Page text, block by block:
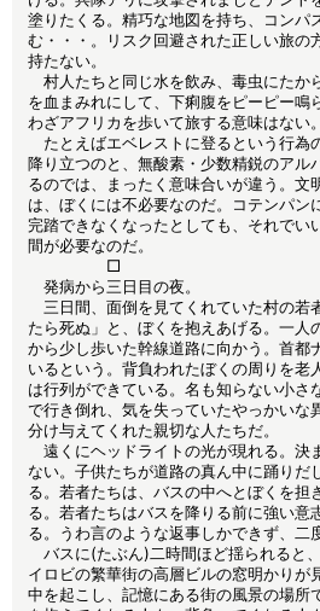
塗りたくる。精巧な地図を持ち、コンパ
む・・・。リスク回避された正しい旅の
持たない。
村人たちと同じ水を飲み、毒虫にたか
を血まみれにして、下痢腹をピーピー鳴
わざアフリカを歩いて旅する意味はない。
たとえばエベレストに登るという行為
降り立つのと、無酸素・少数精鋭のアル
るのでは、まったく意味合いが違う。文
は、ぼくには不必要なのだ。コテンパン
完踏できなくなったとしても、それでい
間が必要なのだ。
□
発病から三日目の夜。
三日間、面倒を見てくれていた村の若
たら死ぬ」と、ぼくを抱えあげる。一人
から少し歩いた幹線道路に向かう。首都
いるという。背負われたぼくの周りを老
は行列ができている。名も知らない小さ
で行き倒れ、気を失っていたやっかいな
分け与えてくれた親切な人たちだ。
遠くにヘッドライトの光が現れる。決
ない。子供たちが道路の真ん中に踊りだ
る。若者たちは、バスの中へとぼくを担
る。若者たちはバスを降りる前に強い意
る。うわ言のような返事しかできず、二
バスに(たぶん)二時間ほど揺られると
イロビの繁華街の高層ビルの窓明かりが
中を起こし、記憶にある街の風景の場所